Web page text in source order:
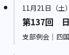
11月21日（土
第137回 日
支部例会｜四